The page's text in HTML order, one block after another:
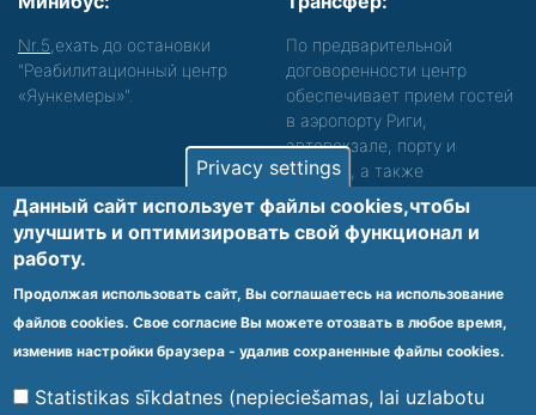
Nr.5 ,ехать до остановки
"Реабилитационный центр
«Яункемеры»".
По предварительной
договоренности центр
обеспечивает прием гостей
в аэропорту Риги,
автовокзале, порту и
вокзале, а также
сопровождение. Просьба
звонить, чтобы уточнить
детали.
Обеспечиваем доступность среды для лиц с
функциональными нарушениями.
Footer
menu
Vietnes karte Noteikumi un privātuma politika
Privacy settings
Данный сайт использует файлы cookies,чтобы
улучшить и оптимизировать cвой функционал и
работу.
Продолжая использовать сайт, Вы соглашаетесь на использование
файлов cookies. Свое согласие Вы можете отозвать в любое время,
изменив настройки браузера - удалив сохраненные файлы cookies.
Statistikas sīkdatnes (nepieciešamas, lai uzlabotu